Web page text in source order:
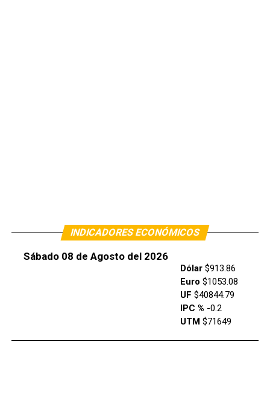
INDICADORES ECONÓMICOS
Sábado 08 de Agosto del 2026
Dólar$913.86
Euro $1053.08
UF $40844.79
IPC % -0.2
UTM$71649